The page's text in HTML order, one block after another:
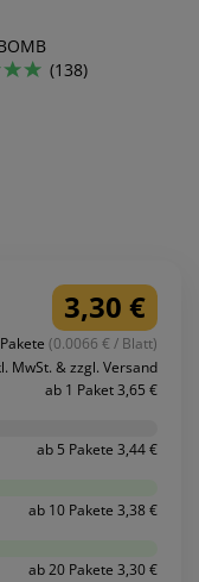
(138)
3,30 €
(0.0066 € / Blatt)
MwSt. & zzgl. Versand
ab 1 Paket 3,65 €
ab 5 Pakete 3,44 €
ab 10 Pakete 3,38 €
ab 20 Pakete 3,30 €